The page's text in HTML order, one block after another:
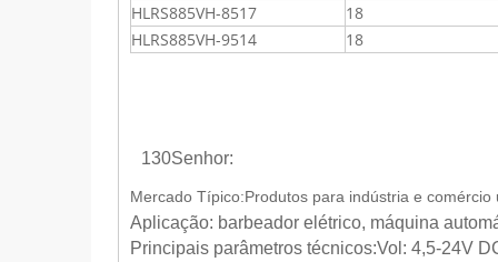
HLRS885VH-8517
18
HLRS885VH-9514
18
130Senhor:
Mercado Típico:Produtos para indústria e comércio
Aplicação: barbeador elétrico, máquina
Principais parâmetros técnicos:Vol: 4,5-24V